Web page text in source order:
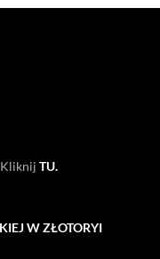
Kliknij TU.
W ZŁOTORYI